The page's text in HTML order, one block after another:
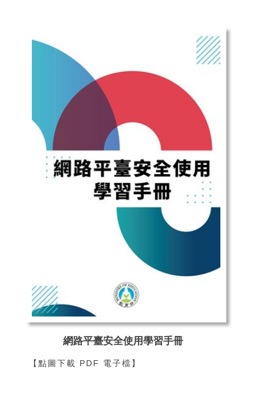
網路平臺安全使用學習手冊
【點圖下載 PDF 電子檔】